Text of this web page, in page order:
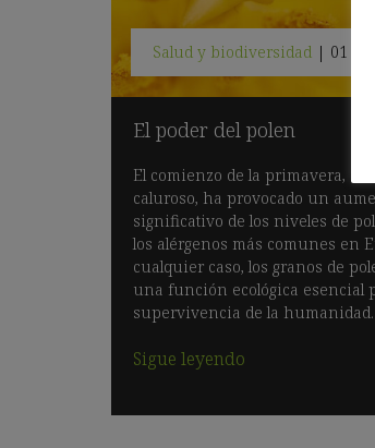
Salud y biodiversidad | 01
El poder del polen
El comienzo de la primavera,
caluroso, ha provocado un
significativo de los niveles de
los alérgenos más comunes en
cualquier caso, los granos de
una función ecológica esencial
supervivencia de la humanidad.
Sigue leyendo